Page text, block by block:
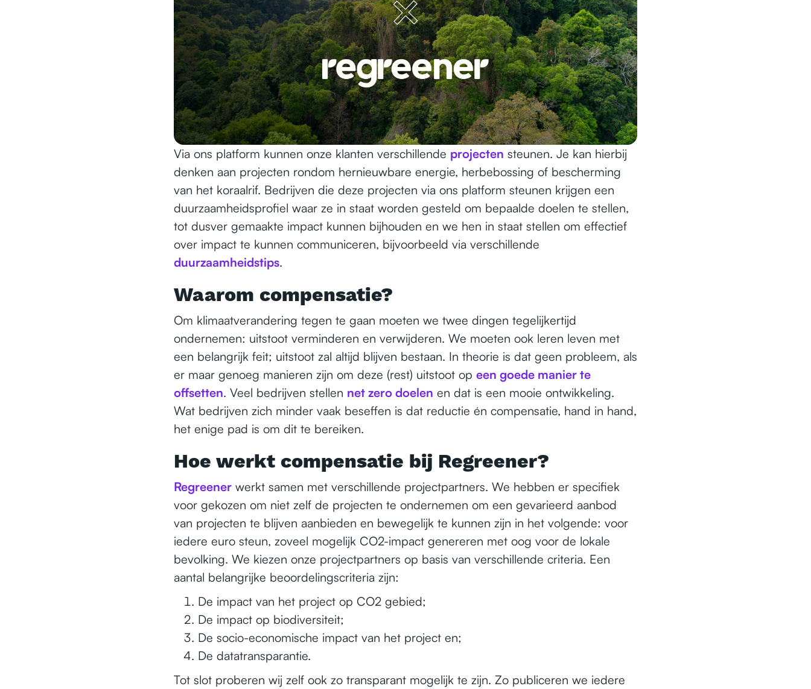
Via ons platform kunnen onze klanten verschillende projecten steunen. Je kan hierbij
denken aan projecten rondom hernieuwbare energie, herbebossing of bescherming
van het koraalrif. Bedrijven die deze projecten via ons platform steunen krijgen een
duurzaamheidsprofiel waar ze in staat worden gesteld om bepaalde doelen te stellen,
tot dusver gemaakte impact kunnen bijhouden en we hen in staat stellen om effectief
over impact te kunnen communiceren, bijvoorbeeld via verschillende
duurzaamheidstips.
Waarom compensatie?
Om klimaatverandering tegen te gaan moeten we twee dingen tegelijkertijd
ondernemen: uitstoot verminderen en verwijderen. We moeten ook leren leven met
een belangrijk feit; uitstoot zal altijd blijven bestaan. In theorie is dat geen probleem, als
er maar genoeg manieren zijn om deze (rest) uitstoot op een goede manier te
offsetten. Veel bedrijven stellen net zero doelen en dat is een mooie ontwikkeling.
Wat bedrijven zich minder vaak beseffen is dat reductie én compensatie, hand in hand,
het enige pad is om dit te bereiken.
Hoe werkt compensatie bij Regreener?
Regreener werkt samen met verschillende projectpartners. We hebben er specifiek
voor gekozen om niet zelf de projecten te ondernemen om een gevarieerd aanbod
van projecten te blijven aanbieden en bewegelijk te kunnen zijn in het volgende: voor
iedere euro steun, zoveel mogelijk CO2-impact genereren met oog voor de lokale
bevolking. We kiezen onze projectpartners op basis van verschillende criteria. Een
aantal belangrijke beoordelingscriteria zijn:
De impact van het project op CO2 gebied;
De impact op biodiversiteit;
De socio-economische impact van het project en;
De datatransparantie.
Tot slot proberen wij zelf ook zo transparant mogelijk te zijn. Zo publiceren we iedere